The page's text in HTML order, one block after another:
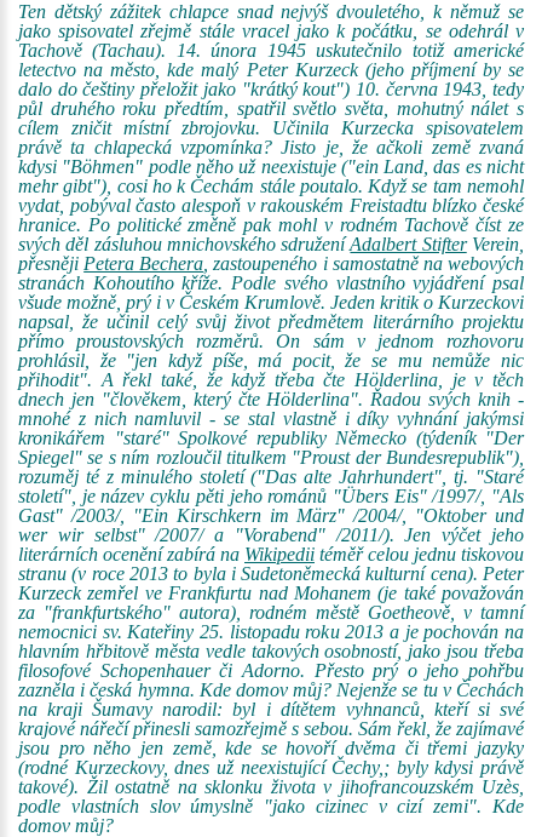
Ten dětský zážitek chlapce snad nejvýš dvouletého, k němuž se
jako spisovatel zřejmě stále vracel jako k počátku, se odehrál v
Tachově (Tachau). 14. února 1945 uskutečnilo totiž americké
letectvo na město, kde malý Peter Kurzeck (jeho příjmení by se
dalo do češtiny přeložit jako "krátký kout") 10. června 1943, tedy
půl druhého roku předtím, spatřil světlo světa, mohutný nálet s
cílem zničit místní zbrojovku. Učinila Kurzecka spisovatelem
právě ta chlapecká vzpomínka? Jisto je, že ačkoli země zvaná
kdysi "Böhmen" podle něho už neexistuje ("ein Land, das es nicht
mehr gibt"), cosi ho k Čechám stále poutalo. Když se tam nemohl
vydat, pobýval často alespoň v rakouském Freistadtu blízko české
hranice. Po politické změně pak mohl v rodném Tachově číst ze
svých děl zásluhou mnichovského sdruženíAdalbert StifterVerein,
přesněji Petera Bechera , zastoupeného i samostatně na webových
stranách Kohoutího kříže. Podle svého vlastního vyjádření psal
všude možně, prý i v Českém Krumlově. Jeden kritik o Kurzeckovi
napsal, že učinil celý svůj život předmětem literárního projektu
přímo proustovských rozměrů. On sám v jednom rozhovoru
prohlásil, že "jen když píše, má pocit, že se mu nemůže nic
přihodit". A řekl také, že když třeba čte Hölderlina, je v těch
dnech jen "člověkem, který čte Hölderlina". Řadou svých knih -
mnohé z nich namluvil - se stal vlastně i díky vyhnání jakýmsi
kronikářem "staré" Spolkové republiky Německo (týdeník "Der
Spiegel" se s ním rozloučil titulkem "Proust der Bundesrepublik"),
rozuměj té z minulého století ("Das alte Jahrhundert", tj. "Staré
století", je název cyklu pěti jeho románů "Übers Eis" /1997/, "Als
Gast" /2003/, "Ein Kirschkern im März" /2004/, "Oktober und
wer wir selbst" /2007/ a "Vorabend" /2011/). Jen výčet jeho
literárních ocenění zabírá na Wikipedii téměř celou jednu tiskovou
stranu (v roce 2013 to byla i Sudetoněmecká kulturní cena). Peter
Kurzeck zemřel ve Frankfurtu nad Mohanem (je také považován
za "frankfurtského" autora), rodném městě Goetheově, v tamní
nemocnici sv. Kateřiny 25. listopadu roku 2013 a je pochován na
hlavním hřbitově města vedle takových osobností, jako jsou třeba
filosofové Schopenhauer či Adorno. Přesto prý o jeho pohřbu
zazněla i česká hymna. Kde domov můj? Nejenže se tu v Čechách
na kraji Šumavy narodil: byl i dítětem vyhnanců, kteří si své
krajové nářečí přinesli samozřejmě s sebou. Sám řekl, že zajímavé
jsou pro něho jen země, kde se hovoří dvěma či třemi jazyky
(rodné Kurzeckovy, dnes už neexistující Čechy,; byly kdysi právě
takové). Žil ostatně na sklonku života v jihofrancouzském Uzès,
podle vlastních slov úmyslně "jako cizinec v cizí zemi". Kde
domov můj?